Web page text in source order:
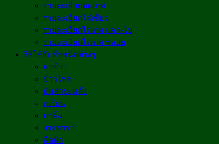
รายละเอียดดินเทพ
รายละเอียดโล่เขียว
รายละเอียดไร่เทพ แคล-โบ
รายละเอียดไร่เทพ พลอย
วิธีใช้กับพืชชนิดต่างๆ
นาข้าว
ข้าวโพด
มันสำปะหลัง
ทุเรียน
ปาล์ม
ยางพารา
พืชผัก